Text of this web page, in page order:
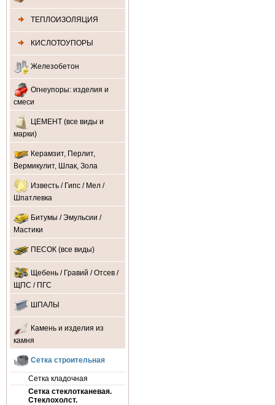
ТЕПЛОИЗОЛЯЦИЯ
КИСЛОТОУПОРЫ
Железобетон
Огнеупоры: изделия и
смеси
ЦЕМЕНТ (все виды и
марки)
Керамзит, Перлит,
Вермикулит, Шлак, Зола
Известь / Гипс / Мел /
Шпатлевка
Битумы / Эмульсии /
Мастики
ПЕСОК (все виды)
Щебень / Гравий / Отсев /
ЩПС / ПГС
ШПАЛЫ
Камень и изделия из
камня
Сетка строительная
Сетка кладочная
Сетка стеклотканевая.
Стеклохолст.